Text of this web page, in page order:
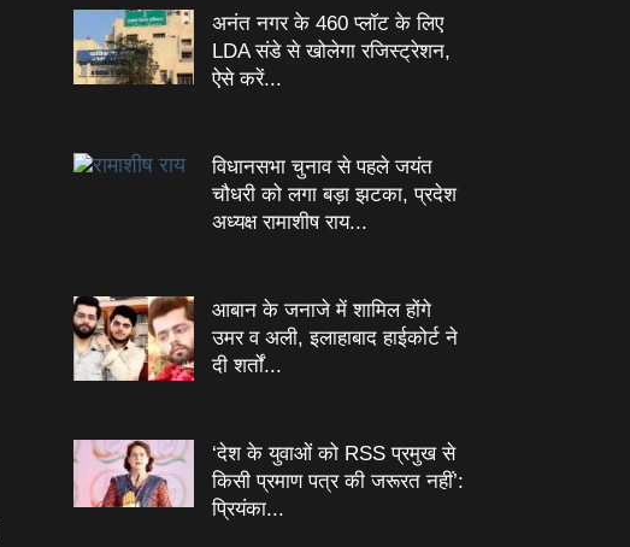
अनंत नगर के 460 प्‍लॉट के लिए
LDA संडे से खोलेगा रजिस्‍ट्रेशन,
ऐसे करें...
विधानसभा चुनाव से पहले जयंत
चौधरी को लगा बड़ा झटका, प्रदेश
अध्यक्ष रामाशीष राय...
आबान के जनाजे में शामिल होंगे
उमर व अली, इलाहाबाद हाईकोर्ट ने
दी शर्तों...
‘देश के युवाओं को RSS प्रमुख से
किसी प्रमाण पत्र की जरूरत नहीं’:
प्रियंका...